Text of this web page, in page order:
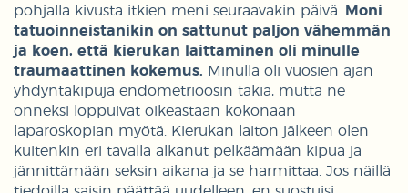
pohjalla kivusta itkien meni seuraavakin päivä.
Moni
tatuoinneistanikin on sattunut paljon vähemmän
ja koen, että kierukan laittaminen oli minulle
traumaattinen kokemus. Minulla oli vuosien ajan
yhdyntäkipuja endometrioosin takia, mutta ne
onneksi loppuivat oikeastaan kokonaan
laparoskopian myötä. Kierukan laiton jälkeen olen
kuitenkin eri tavalla alkanut pelkäämään kipua ja
jännittämään seksin aikana ja se harmittaa. Jos näillä